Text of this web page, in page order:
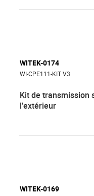
WITEK-0174
WI-CPE111-KIT V3
Kit de transmission
l'extérieur
WITEK-0169